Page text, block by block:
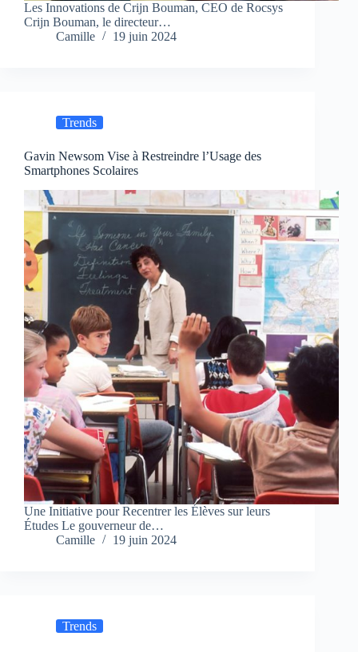
Les Innovations de Crijn Bouman, CEO de Rocsys
Crijn Bouman, le directeur…
Camille
19 juin 2024
Trends
Gavin Newsom Vise à Restreindre l’Usage des
Smartphones Scolaires
Une Initiative pour Recentrer les Élèves sur leurs
Études Le gouverneur de…
Camille
19 juin 2024
Trends